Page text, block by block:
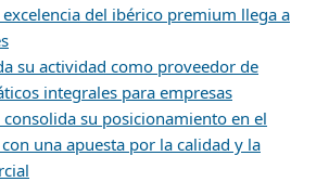
excelencia del ibérico premium llega a
su actividad como proveedor de
integrales para empresas
su posicionamiento en el
una apuesta por la calidad y la